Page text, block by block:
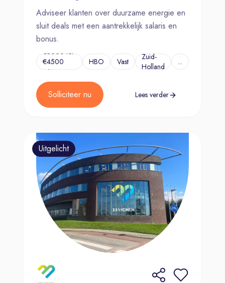
Adviseer klanten over duurzame energie en
sluit deals met een aantrekkelijk salaris en
bonus.
€3000 tot
€4500
p/m
HBO Vast
Zuid-
Holland
...
Solliciteer nu Lees verder
Uitgelicht